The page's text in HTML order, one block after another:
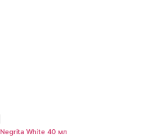
Negrita White 40 мл